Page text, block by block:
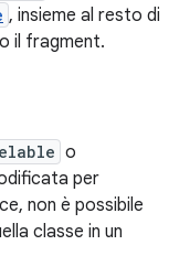
, insieme al resto di
il fragment.
o
per
non è possibile
classe in un